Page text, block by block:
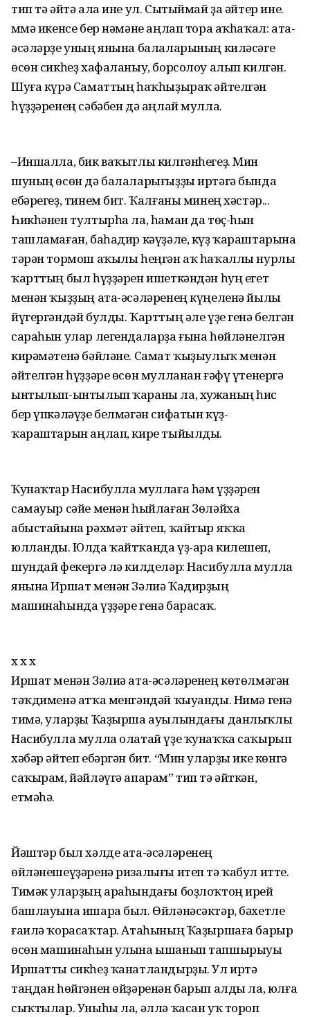
тип тә әйтә ала ине ул. Сытыймай ҙа әйтер ине.
Әммә икенсе бер нәмәне аңлап тора аҡһаҡал: ата-
әсәләрҙе уның янына балаларының киләсәге
өсөн сикһеҙ хафаланыу, борсолоу алып килгән.
Шуға күрә Саматтың һаҡһыҙыраҡ әйтелгән
һүҙҙәренең сәбәбен дә аңлай мулла.
–Иншалла, бик ваҡытлы килгәнһегеҙ. Мин
шуның өсөн дә балаларығыҙҙы иртәгә бында
ебәрегеҙ, тинем бит. Ҡалғаны минең хәстәр...
Һикһәнен тултырһа ла, һаман да төҫ-һын
ташламаған, баһадир кәүҙәле, күҙ ҡараштарына
тәрән тормош аҡылы һеңгән аҡ һаҡаллы нурлы
ҡарттың был һүҙҙәрен ишеткәндән һуң егет
менән ҡыҙҙың ата-әсәләренең күңеленә йылы
йүгергәндәй булды. Ҡарттың әле үҙе генә белгән
сараһын улар легендаларҙа ғына һөйләнелгән
кирәмәтенә бәйләне. Самат ҡыҙыулыҡ менән
әйтелгән һүҙҙәре өсөн мулланан ғәфү үтенергә
ынтылып-ынтылып ҡараны ла, хужаның һис
бер үпкәләүҙе белмәгән сифатын күҙ-
ҡараштарын аңлап, кире тыйылды.
Ҡунаҡтар Насибулла муллаға һәм үҙҙәрен
самауыр сәйе менән һыйлаған Зөләйха
абыстайына рәхмәт әйтеп, ҡайтыр яҡҡа
юлланды. Юлда ҡайтҡанда үҙ-ара килешеп,
шундай фекергә лә килделәр: Насибулла мулла
янына Иршат менән Зәлиә Ҡадирҙың
машинаһында үҙҙәре генә барасаҡ.
х х х
Иршат менән Зәлиә ата-әсәләренең көтөлмәгән
тәҡдименә атҡа менгәндәй ҡыуанды. Нимә генә
тимә, уларҙы Ҡаҙырша ауылындағы данлыҡлы
Насибулла мулла олатай үҙе ҡунаҡҡа саҡырып
хәбәр әйтеп ебәргән бит. “Мин уларҙы ике көнгә
саҡырам, йәйләүгә апарам” тип тә әйткән,
етмәһә.
Йәштәр был хәлде ата-әсәләренең
өйләнешеүҙәренә ризалығы итеп тә ҡабул итте.
Тимәк уларҙың араһындағы боҙлоҡтоң ирей
башлауына ишара был. Өйләнәсәктәр, бәхетле
ғаилә ҡорасаҡтар. Атаһының Ҡаҙыршаға барыр
өсөн машинаһын улына ышанып тапшырыуы
Иршатты сикһеҙ ҡанатландырҙы. Ул иртә
таңдан һөйгәнен өйҙәренән барып алды ла, юлға
сыҡтылар. Уныһы ла, әллә ҡасан уҡ тороп